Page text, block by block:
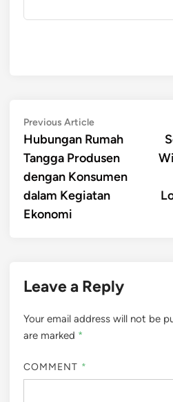
Post
navigation
Previous ArticlePrevious
article:
Hubungan Rumah
Tangga Produsen
dengan Konsumen
dalam Kegiatan
Ekonomi
Leave a Reply
Your email address will not be
are marked *
COMMENT *